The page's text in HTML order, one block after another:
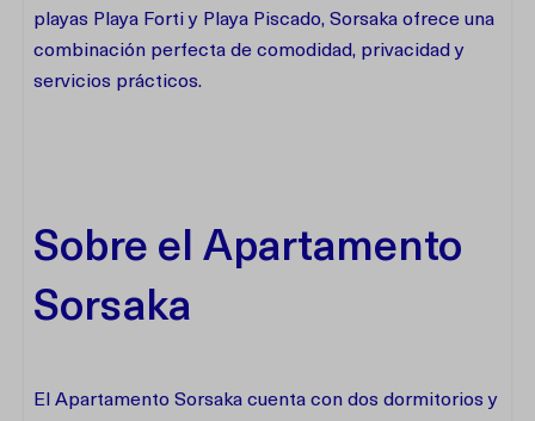
playas Playa Forti y Playa Piscado, Sorsaka ofrece una
combinación perfecta de comodidad, privacidad y
servicios prácticos.
Sobre el Apartamento
Sorsaka
El Apartamento Sorsaka cuenta con dos dormitorios y